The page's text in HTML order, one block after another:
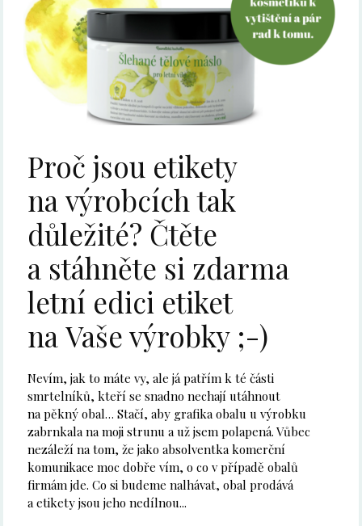
Proč jsou etikety
na výrobcích tak
důležité? Čtěte
a stáhněte si zdarma
letní edici etiket
na Vaše výrobky ;-)
Nevím, jak to máte vy, ale já patřím k té části
smrtelníků, kteří se snadno nechají utáhnout
na pěkný obal… Stačí, aby grafika obalu u výrobku
zabrnkala na moji strunu a už jsem polapená. Vůbec
nezáleží na tom, že jako absolventka komerční
komunikace moc dobře vím, o co v případě obalů
firmám jde. Co si budeme nalhávat, obal prodává
a etikety jsou jeho nedílnou...